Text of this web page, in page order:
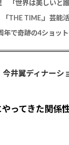
THE TIME,」芸能活
年で奇跡の4ショット
今井翼ディナー
ってきた関係